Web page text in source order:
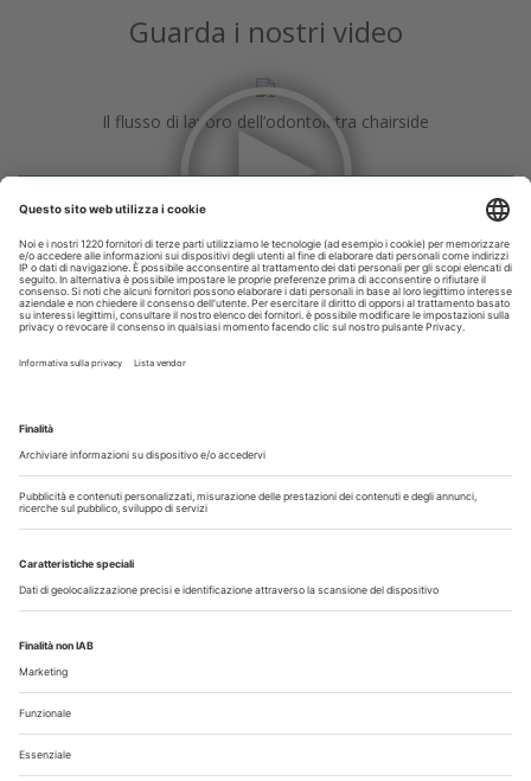
Guarda i nostri video
Il flusso di lavoro dell’odontoiatra chairside
Odontoiatria33
Copyright © 2026 - All Rights Reserved